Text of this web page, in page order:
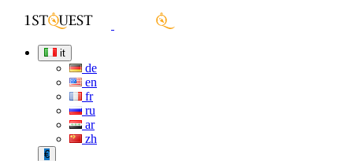
it
de
en
fr
ru
ar
zh
€